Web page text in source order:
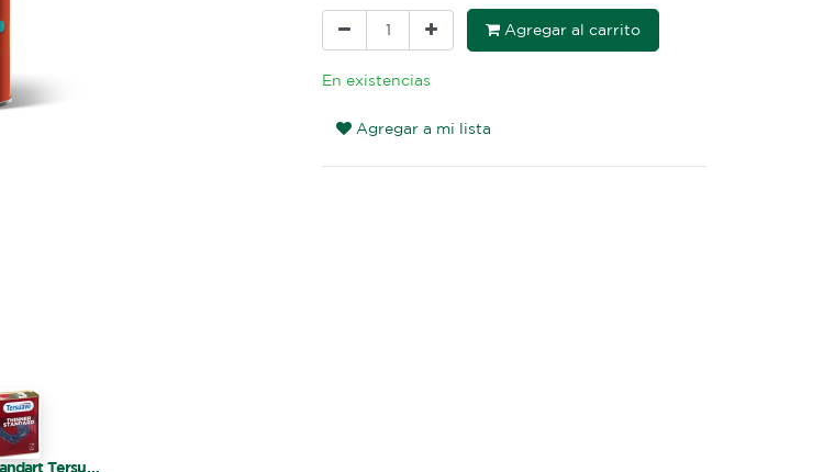
Agregar al carrito
En existencias
Agregar a mi lista
Thinner Standart Tersuave 1 L